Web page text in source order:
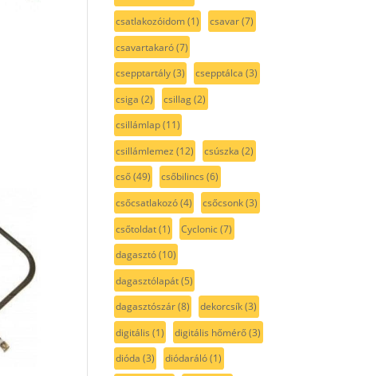
csatlakozóidom(1) csavar(7)
csavartakaró(7)
csepptartály(3) csepptálca (3)
csiga (2) csillag(2)
csillámlap(11)
csillámlemez (12) csúszka (2)
cső(49) csőbilincs (6)
csőcsatlakozó(4) csőcsonk(3)
csőtoldat(1) Cyclonic(7)
dagasztó(10)
dagasztólapát(5)
dagasztószár(8) dekorcsík(3)
digitális (1) digitális hőmérő(3)
dióda (3) diódaráló(1)